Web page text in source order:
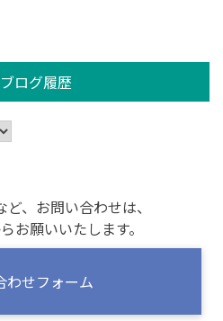
ログ履歴
、お問い合わせは、
お願いいたします。
わせフォーム